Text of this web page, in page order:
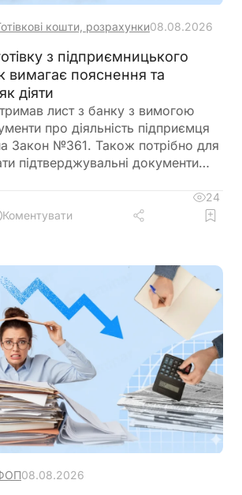
кошти, розрахунки08.08.2026
з підприємницького
вимагає пояснення та
діяти
лист з банку з вимогою
про діяльність підприємця
Закон №361. Також потрібно для
підтверджувальні документи
(в дозволеному об’ємі
з поточного рахунку).
24
Коментувати
08.08.2026